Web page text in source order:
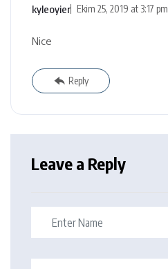
kyleoyier Ekim 25, 2019 at 3:17 pm
Nice
Reply
Leave a Reply